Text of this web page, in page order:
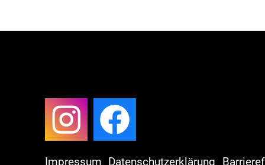
Impressum Datenschutzerklärung